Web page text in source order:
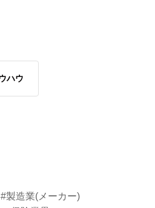
ープのシンク
ハウ
製造業(メーカー)